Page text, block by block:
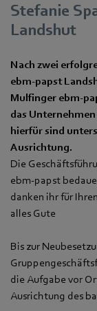
Stefanie
Landshut
Nach zwei
ebm-papst
Mulfinger ebm-
das
hierfür sind
Ausrichtung.
Die
ebm-papst
danken ihr für
alles Gute
Bis zur
die Aufgabe vor
Ausrichtung des